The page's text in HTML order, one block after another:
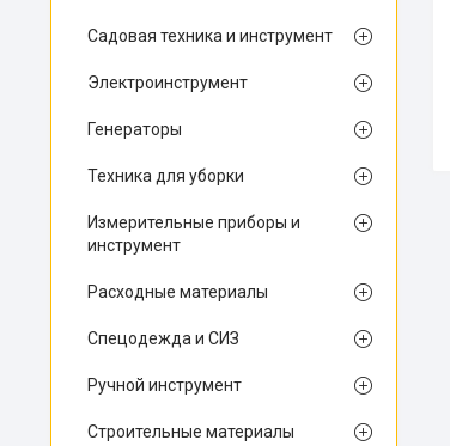
Садовая техника и инструмент
Электроинструмент
Генераторы
Техника для уборки
Измерительные приборы и
инструмент
Расходные материалы
Спецодежда и СИЗ
Ручной инструмент
Строительные материалы